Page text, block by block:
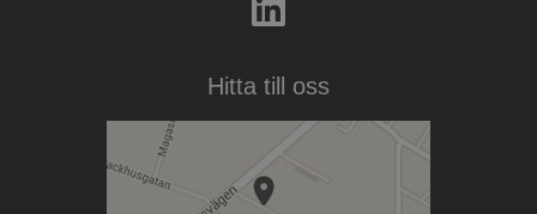
Hitta till oss